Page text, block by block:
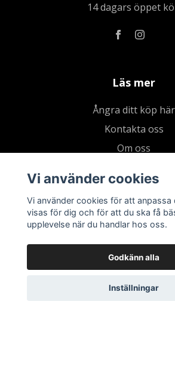
14 dagars öppet
Läs mer
Ångra ditt köp här
Kontakta oss
Om oss
Kundklubb
Presentkort
Vi använder cookies
Vi använder cookies för att anpassa
visas för dig och för att du ska få
upplevelse när du handlar hos oss.
Godkänn alla
Inställningar